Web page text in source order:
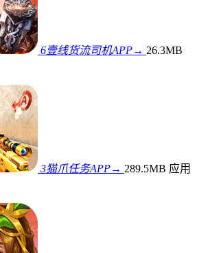
6壹线货流司机APP→ 26.3MB
3猫爪任务APP→ 289.5MB 应用